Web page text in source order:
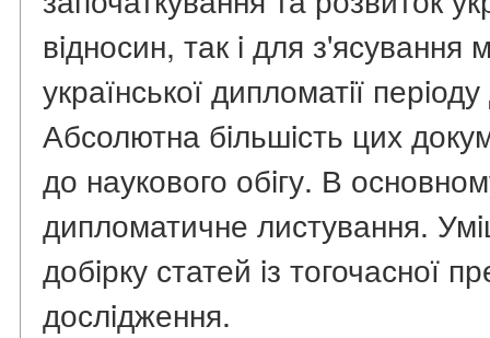
вiдносин, так i для з'ясування
української дипломатiї
Абсолютна бiльшiсть цих
до наукового обiгу. В
дипломатичне листування.
добiрку статей iз тогочасної
дослiдження.